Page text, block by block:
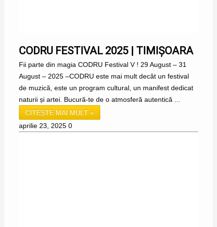
CODRU FESTIVAL 2025 | TIMIȘOARA
Fii parte din magia CODRU Festival V ! 29 August – 31
August – 2025 –CODRU este mai mult decât un festival
de muzică, este un program cultural, un manifest dedicat
naturii și artei. Bucură-te de o atmosferă autentică ...
CITEȘTE MAI MULT »
aprilie 23, 2025 0